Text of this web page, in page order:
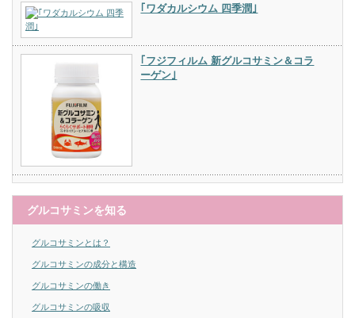
｢ワダカルシウム 四季潤｣
｢フジフィルム 新グルコサミン＆コラ
ーゲン｣
グルコサミンを知る
グルコサミンとは？
グルコサミンの成分と構造
グルコサミンの働き
グルコサミンの吸収